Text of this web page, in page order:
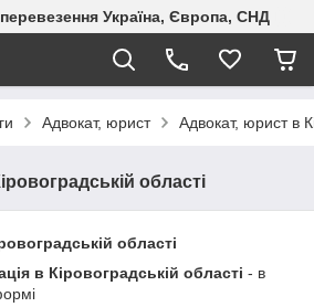
Україна, Європа, СНД
Адвокат, юрист Адвокат, юрист в
області
області
в Кіровоградській області - в